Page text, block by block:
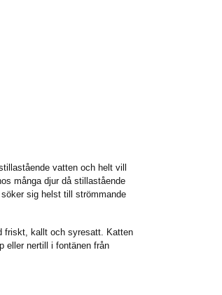
vatten och helt vill
många djur då stillastående
sig helst till strömmande
friskt, kallt och syresatt. Katten
eller nertill i fontänen från